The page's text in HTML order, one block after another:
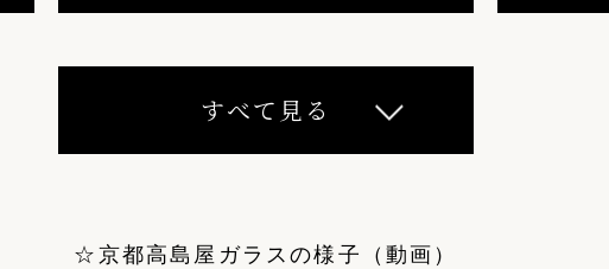
すべて見る
☆京都高島屋ガラスの様子（動画）